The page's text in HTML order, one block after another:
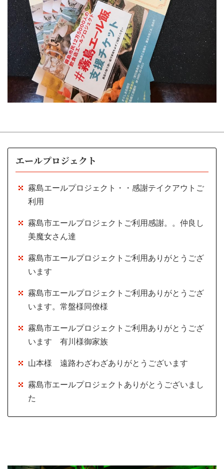
エールプロジェクト
霧島エールプロジェクト・・感謝テイクアウトご
利用
霧島市エールプロジェクトご利用感謝。。仲良し
美魔女さん達
霧島市エールプロジェクトご利用ありがとうござ
います
霧島市エールプロジェクトご利用ありがとうござ
います。常盤様同僚様
霧島市エールプロジェクトご利用ありがとうござ
います 有川様御家族
山本様 遠路わざわざありがとうございます
霧島市エールプロジェクトありがとうございまし
た